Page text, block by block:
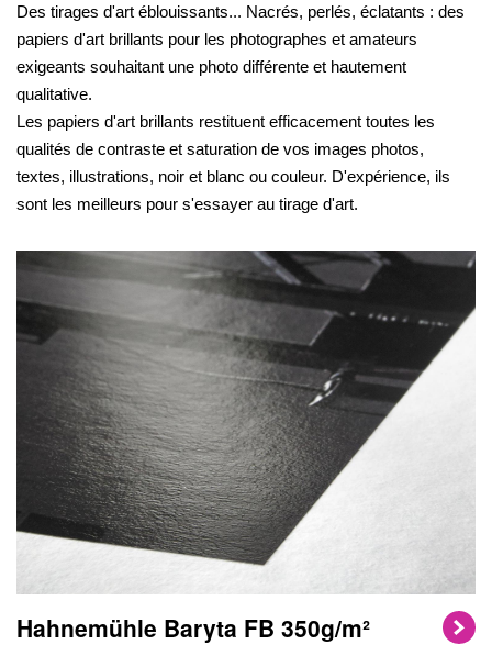
Des tirages d'art éblouissants... Nacrés, perlés, éclatants : des
papiers d'art brillants pour les photographes et amateurs
exigeants souhaitant une photo différente et hautement
qualitative.
Les papiers d'art brillants restituent efficacement toutes les
qualités de contraste et saturation de vos images photos,
textes, illustrations, noir et blanc ou couleur. D'expérience, ils
sont les meilleurs pour s'essayer au tirage d'art.
Hahnemühle Baryta FB 350g/m²